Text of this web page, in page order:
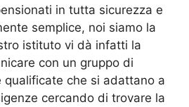
in tutta sicurezza e
semplice, noi siamo la
istituto vi dà infatti la
con un gruppo di
qualificate che si adattano a
cercando di trovare la